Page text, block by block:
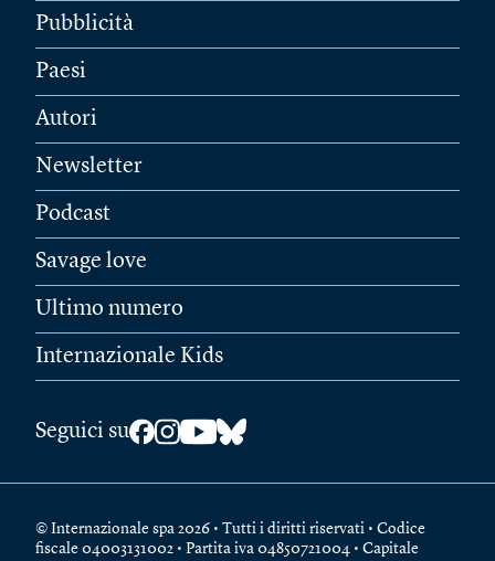
Pubblicità
Paesi
Autori
Newsletter
Podcast
Savage love
Ultimo numero
Internazionale Kids
Seguici su
© Internazionale spa 2026 • Tutti i diritti riservati • Codice
fiscale 04003131002 • Partita iva 04850721004 • Capitale